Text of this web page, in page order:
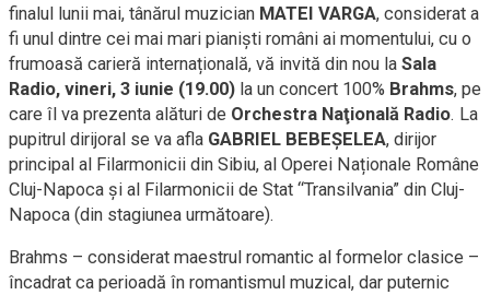
finalul lunii mai, tânărul muzician MATEI VARGA, considerat a
fi unul dintre cei mai mari pianişti români ai momentului, cu o
frumoasă carieră internațională, vă invită din nou la Sala
Radio, vineri, 3 iunie (19.00) la un concert 100% Brahms, pe
care îl va prezenta alături de Orchestra Naţională Radio. La
pupitrul dirijoral se va afla GABRIEL BEBEŞELEA, dirijor
principal al Filarmonicii din Sibiu, al Operei Naționale Române
Cluj-Napoca și al Filarmonicii de Stat “Transilvania” din Cluj-
Napoca (din stagiunea următoare).
Brahms – considerat maestrul romantic al formelor clasice –
încadrat ca perioadă în romantismul muzical, dar puternic